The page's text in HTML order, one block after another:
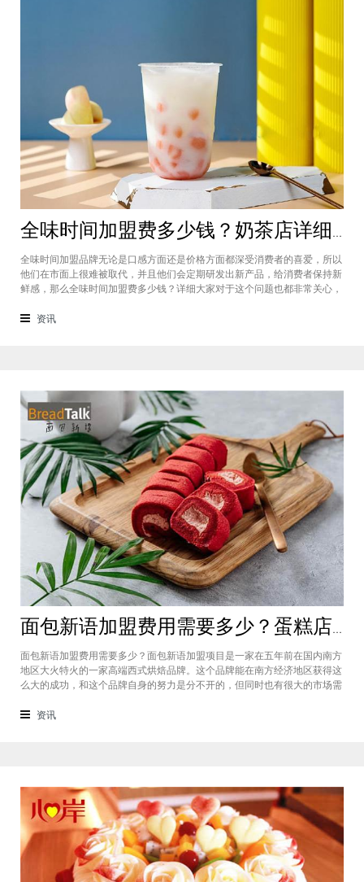
全味时间加盟费多少钱？奶茶店详细费用分析就在这！
全味时间加盟品牌无论是口感方面还是价格方面都深受消费者的喜爱，所以
他们在市面上很难被取代，并且他们会定期研发出新产品，给消费者保持新
鲜感，那么全味时间加盟费多少钱？详细大家对于这个问题也都非常关心，
店，在这里就不说名字了。虽然开头说得很好，公司也确实提供了设备和产
资讯
面包新语加盟费用需要多少？蛋糕店加盟费用太高了吗？
面包新语加盟费用需要多少？面包新语加盟项目是一家在五年前在国内南方
地区大火特火的一家高端西式烘焙品牌。这个品牌能在南方经济地区获得这
么大的成功，和这个品牌自身的努力是分不开的，但同时也有很大的市场需
在国内市场上的首先一家传统地道且正宗的西式烘焙品牌，这对于很多国内
资讯